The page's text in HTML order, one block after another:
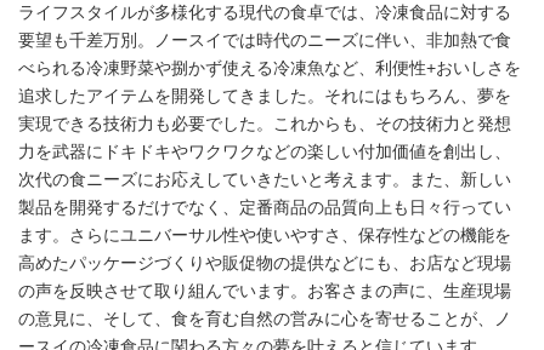
ライフスタイルが多様化する現代の食卓では、冷凍食品に対する
要望も千差万別。ノースイでは時代のニーズに伴い、非加熱で食
べられる冷凍野菜や捌かず使える冷凍魚など、利便性+おいしさを
追求したアイテムを開発してきました。それにはもちろん、夢を
実現できる技術力も必要でした。これからも、その技術力と発想
力を武器にドキドキやワクワクなどの楽しい付加価値を創出し、
次代の食ニーズにお応えしていきたいと考えます。また、新しい
製品を開発するだけでなく、定番商品の品質向上も日々行ってい
ます。さらにユニバーサル性や使いやすさ、保存性などの機能を
高めたパッケージづくりや販促物の提供などにも、お店など現場
の声を反映させて取り組んでいます。お客さまの声に、生産現場
の意見に、そして、食を育む自然の営みに心を寄せることが、ノ
ースイの冷凍食品に関わる方々の夢を叶えると信じています。